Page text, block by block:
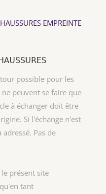
EMPREINTE
possible pour les
ne peuvent se faire que
à échanger doit être
Si l'échange n'est
Pas de
présent site
tant